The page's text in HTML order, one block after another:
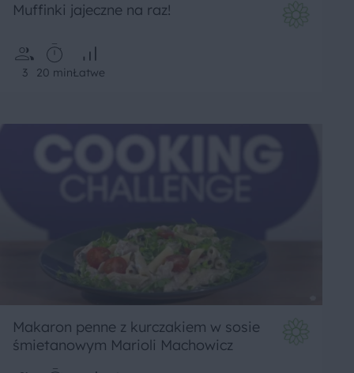
Muffinki jajeczne na raz!
3 20 minŁatwe
Makaron penne z kurczakiem w sosie
śmietanowym Marioli Machowicz